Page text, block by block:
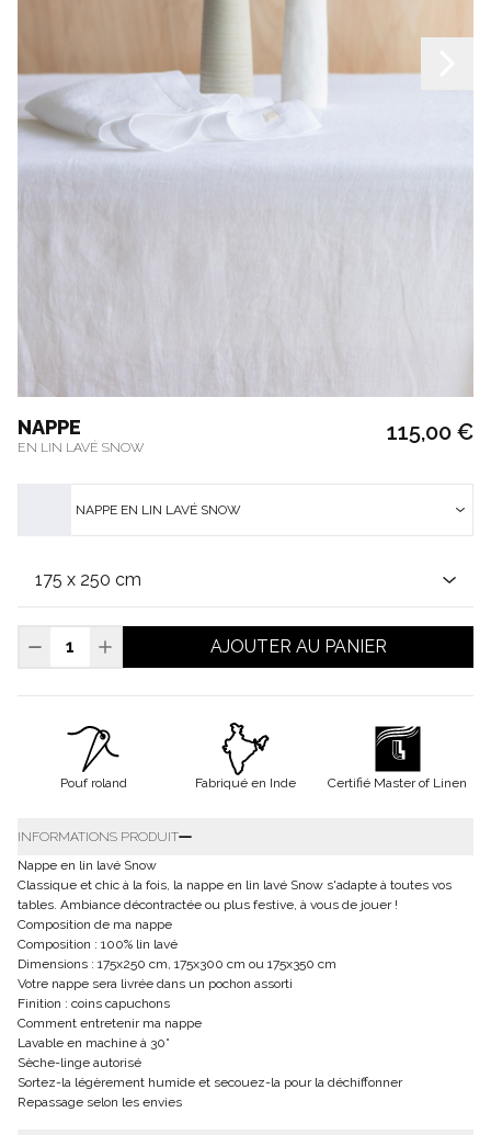
NAPPE
EN LIN LAVÉ SNOW
115,00 €
NAPPE EN LIN LAVÉ SNOW
AJOUTER AU PANIER
Pouf roland Fabriqué en Inde Certifié Master of Linen
INFORMATIONS PRODUIT
Nappe en lin lavé Snow
Classique et chic à la fois, la nappe en lin lavé Snow s'adapte à toutes vos
tables. Ambiance décontractée ou plus festive, à vous de jouer !
Composition de ma nappe
Composition : 100% lin lavé
Dimensions : 175x250 cm, 175x300 cm ou 175x350 cm
Votre nappe sera livrée dans un pochon assorti
Finition : coins capuchons
Comment entretenir ma nappe
Lavable en machine à 30°
Sèche-linge autorisé
Sortez-la légèrement humide et secouez-la pour la déchiffonner
Repassage selon les envies